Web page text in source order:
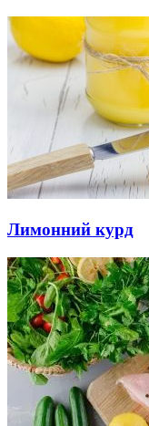
Лимонний курд